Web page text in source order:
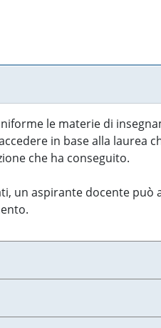
le materie di
in base alla laurea
che ha conseguito.
un aspirante docente può